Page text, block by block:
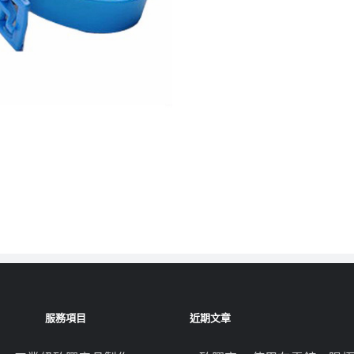
服務項目 近期文章